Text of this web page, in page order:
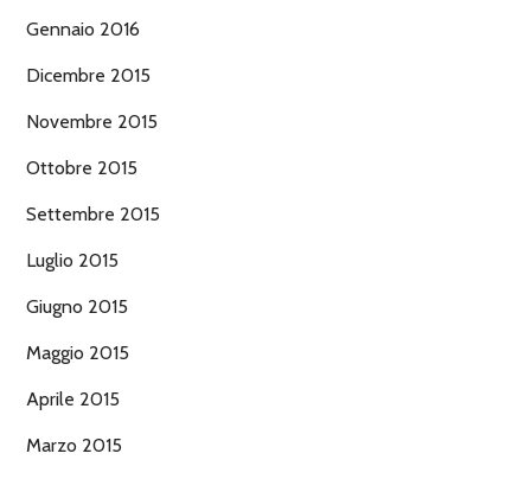
Gennaio 2016
Dicembre 2015
Novembre 2015
Ottobre 2015
Settembre 2015
Luglio 2015
Giugno 2015
Maggio 2015
Aprile 2015
Marzo 2015